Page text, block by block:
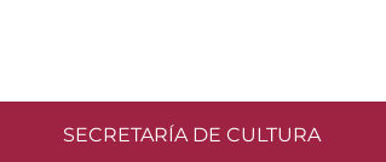
SECRETARÍA DE CULTURA